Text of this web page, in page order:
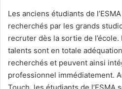
Les anciens étudiants de
recherchés par les grands
recruter dès la sortie de
talents sont en totale
recherchés et peuvent ainsi
professionnel immédiatement.